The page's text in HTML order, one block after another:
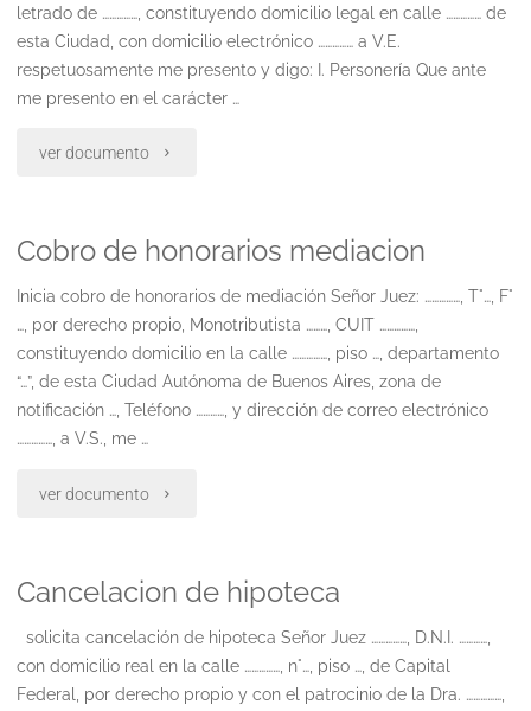
trabajo.
inconstitucionalidad
26.773
y
decreto
letrado de ……………, constituyendo domicilio legal en calle …………… de
esta Ciudad, con domicilio electrónico …………… a V.E.
respetuosamente me presento y digo: I. Personería Que ante
me presento en el carácter …
ver documento "Contestación
demanda"
Cobro de honorarios mediacion
Inicia cobro de honorarios de mediación Señor Juez: ……………, T°…, F°
…, por derecho propio, Monotributista ………, CUIT ……………,
constituyendo domicilio en la calle ……………, piso …, departamento
“…”, de esta Ciudad Autónoma de Buenos Aires, zona de
notificación …, Teléfono …………, y dirección de correo electrónico
……………, a V.S., me …
ver documento "Cobro
honorarios
mediacion"
Cancelacion de hipoteca
solicita cancelación de hipoteca Señor Juez ……………, D.N.I. …………,
con domicilio real en la calle ……………, n°…, piso …, de Capital
Federal, por derecho propio y con el patrocinio de la Dra. ……………,